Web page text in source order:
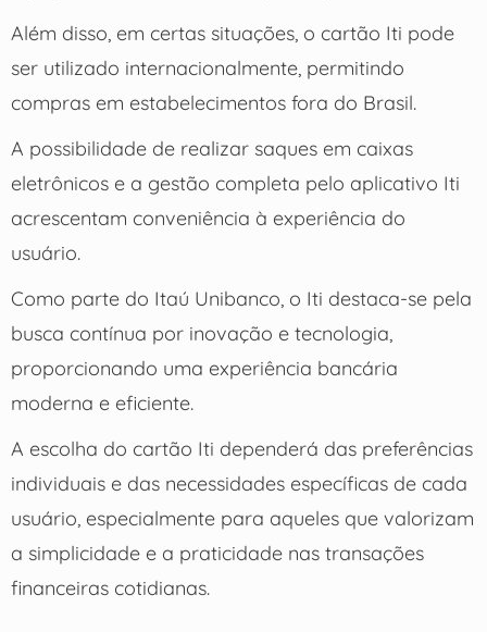
Além disso, em certas situações, o cartão Iti pode
ser utilizado internacionalmente, permitindo
compras em estabelecimentos fora do Brasil.
A possibilidade de realizar saques em caixas
eletrônicos e a gestão completa pelo aplicativo Iti
acrescentam conveniência à experiência do
usuário.
Como parte do Itaú Unibanco, o Iti destaca-se pela
busca contínua por inovação e tecnologia,
proporcionando uma experiência bancária
moderna e eficiente.
A escolha do cartão Iti dependerá das preferências
individuais e das necessidades específicas de cada
usuário, especialmente para aqueles que valorizam
a simplicidade e a praticidade nas transações
financeiras cotidianas.